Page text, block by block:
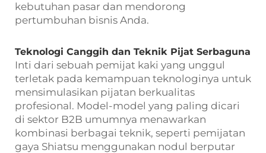
kebutuhan pasar dan mendorong
pertumbuhan bisnis Anda.
Teknologi Canggih dan Teknik Pijat Serbaguna
Inti dari sebuah pemijat kaki yang unggul
terletak pada kemampuan teknologinya untuk
mensimulasikan pijatan berkualitas
profesional. Model-model yang paling dicari
di sektor B2B umumnya menawarkan
kombinasi berbagai teknik, seperti pemijatan
gaya Shiatsu menggunakan nodul berputar